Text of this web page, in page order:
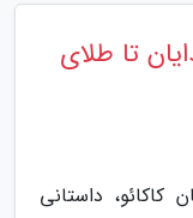
تا طلای
داستانی